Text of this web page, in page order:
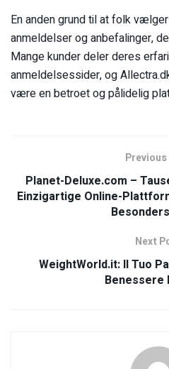
En anden grund til at folk vælger
anmeldelser og anbefalinger,
Mange kunder deler deres
anmeldelsessider, og
være en betroet og pålidelig
Planet-Deluxe.com –
Einzigartige Online-
Next
WeightWorld.it: Il Tuo
Benessere